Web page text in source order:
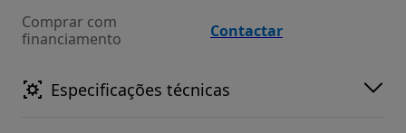
Comprar com
financiamento
Contactar
Especificações técnicas